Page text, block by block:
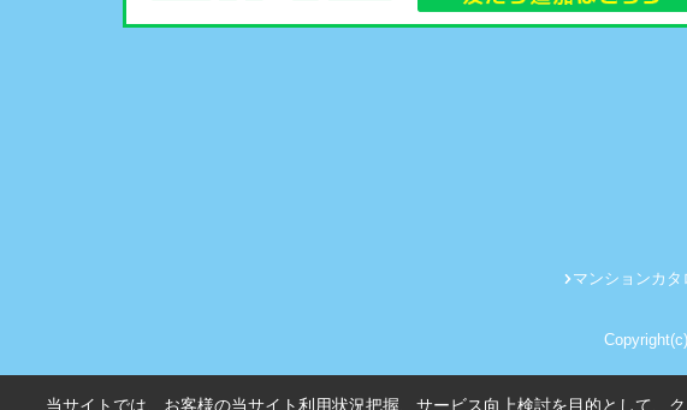
マンションカタ
当サイトでは、お客様の当サイト利用状況把握、サービス向上検討を目的として、